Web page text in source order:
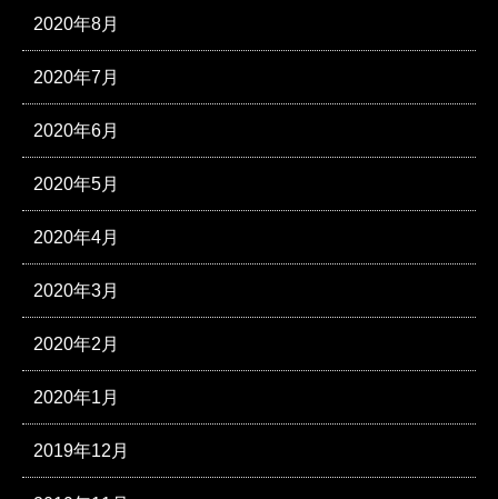
2020年8月
2020年7月
2020年6月
2020年5月
2020年4月
2020年3月
2020年2月
2020年1月
2019年12月